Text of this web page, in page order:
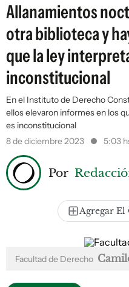
Allanamientos
otra biblioteca y
que la ley
inconstitucional
En el Instituto de Derecho
ellos elevaron informes en los
es inconstitucional
8 de diciembre 2023
5:03
Por
Agregar El
Facultad de Derecho